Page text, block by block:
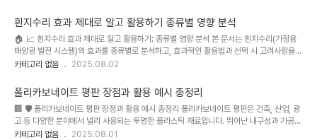
과와 함께 다양한 디자인 및 설치 방식 선택이 가능하여, 소비자의 요구를 충족시키는 다양
한 제품들이 출시되고 있습니다. 하지만 제품의 종류와 설치 방법에 따라 효과와 만족도가
크게 달라질 수 있기 때문에, 신중한 선택과 설치가 중요합니다. 본 가이드에서는 렉산 가림
막 설치의 장점과 과정을 상세히 분석하고, 상황별 최적의 선택..
흰지수리 효과 제대로 알고 활용하기 종류별 영향 분석
🏠 📈 흰지수리 효과 제대로 알고 활용하기: 종류별 영향 분석 본 문서는 흰지수리(가정용
태양광 발전 시스템)의 효과를 종류별로 분석하고, 효과적인 활용법과 선택 시 고려사항을
제시합니다. 최근 에너지 가격 상승과 탄소 중립 정책 강화로 인해 흰지수리에 대한 관심이
어렵게 하고 있습니다. 본 분석은 소비자들이 흰지수리 선택에 필요한 정보를 제공하고, 최
적의 시스템을 구축하는 데 도움을 드리고자 작성되었습니다. 특히, 각 제품의 특징과 장단
점을 비교 분석하고, 실제 사용자 경험 및 전문가 의견을 바탕으로 객관적인 정보를 제공합
니다. 본 가이드라인을 통해 합리적인 흰지수리 시스템 선택과 효율적..
카테고리 없음 2025.08.02
폴리카보네이트 평판 장점과 활용 예시 총정리
🏢 🛡️ 폴리카보네이트 평판 장점과 활용 예시 총정리 폴리카보네이트 평판은 건축, 산업, 광
고 등 다양한 분야에서 널리 사용되는 투명한 플라스틱 재료입니다. 뛰어난 내구성과 가공성
으로 인해 최근 수년간 시장 규모가 꾸준히 성장하고 있으며, 특히 친환경 소재에 대한 관심
카테고리 없음 2025.08.01